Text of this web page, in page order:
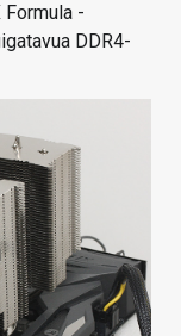
-
DDR4-